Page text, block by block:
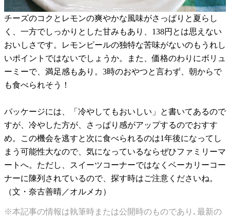
チーズのコクとレモンの爽やかな風味がさっぱりと夏らし
く、一方でしっかりとした甘みもあり、138円とは思えない
おいしさです。レモンピールの独特な苦味がないのもうれし
いポイントではないでしょうか。また、価格のわりにボリュ
ーミーで、満足感もあり。3時のおやつと言わず、朝からで
も食べられそう！
パッケージには、「冷やしてもおいしい」と書いてあるので
すが、冷やした方が、さっぱり感がアップするのでおすす
め。この機会を逃すと次に食べられるのは1年後になってし
まう可能性大なので、気になっているならぜひファミリーマ
ートへ。ただし、スイーツコーナーではなくベーカリーコー
ナーに陳列されているので、探す時はご注意くださいね。
（文・奈古善晴／オルメカ）
※本記事の情報は執筆時または公開時のものであり､最新の